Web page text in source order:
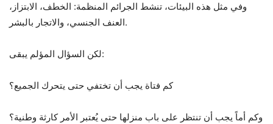
وفي مثل هذه البيئات، تنشط الجرائم المنظمة: الخطف، الابتزاز،
العنف الجنسي، والاتجار بالبشر.
لكن السؤال المؤلم يبقى:
كم فتاة يجب أن تختفي حتى يتحرك الجميع؟
وكم أماً يجب أن تنتظر على باب منزلها حتى يُعتبر الأمر كارثة وطنية؟